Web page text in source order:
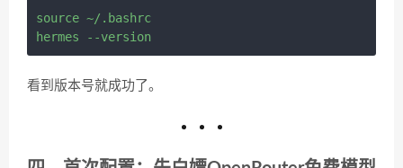
source ~/.bashrc
看到版本号就成功了。